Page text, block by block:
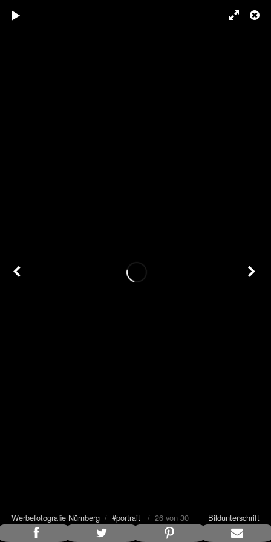
Werbefotografie Nürnberg / #portrait / 26 von 30 Bildunterschrift
anzeigen